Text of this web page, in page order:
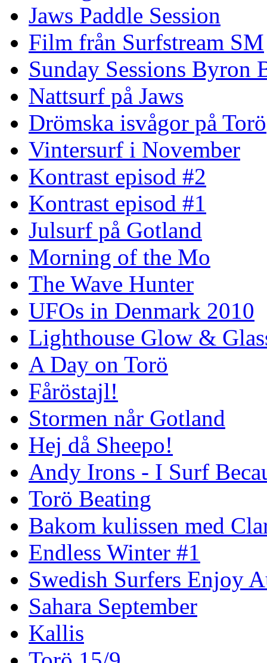
Jaws Paddle Session
Film från Surfstream SM
Sunday Sessions Byron
Nattsurf på Jaws
Drömska isvågor på Torö
Vintersurf i November
Kontrast episod #2
Kontrast episod #1
Julsurf på Gotland
Morning of the Mo
The Wave Hunter
UFOs in Denmark 2010
Lighthouse Glow &
A Day on Torö
Fåröstajl!
Stormen når Gotland
Hej då Sheepo!
Andy Irons - I Surf
Torö Beating
Bakom kulissen med
Endless Winter #1
Swedish Surfers Enjoy
Sahara September
Kallis